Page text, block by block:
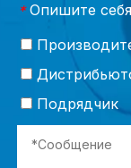
* Опишите себя
Подрядчик